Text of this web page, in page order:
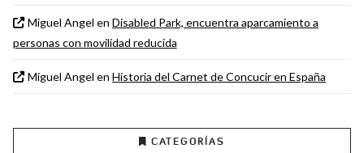
Miguel Angel en Disabled Park, encuentra aparcamiento a
personas con movilidad reducida
Miguel Angel en Historia del Carnet de Concucir en España
CATEGORÍAS